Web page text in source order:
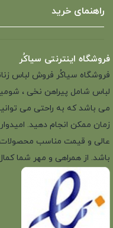
راهنمای خرید
فروشگاه اینترنتی سیاکُر
لباس شامل پیراهن نخی ،
می باشد که به راحتی می
زمان ممکن انجام دهید.
عالی و قیمت مناسب محصولات
باشد. از همراهی و مهر شما